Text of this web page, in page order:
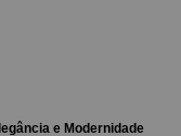
legância e Modernidade